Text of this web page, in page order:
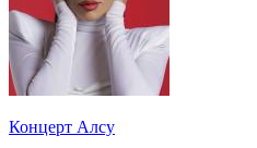
Концерт Алсу